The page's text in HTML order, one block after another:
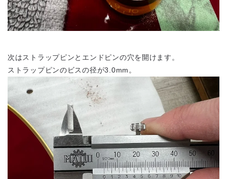
次はストラップピンとエンドピンの穴を開けます。
ストラップピンのビスの径が3.0mm。